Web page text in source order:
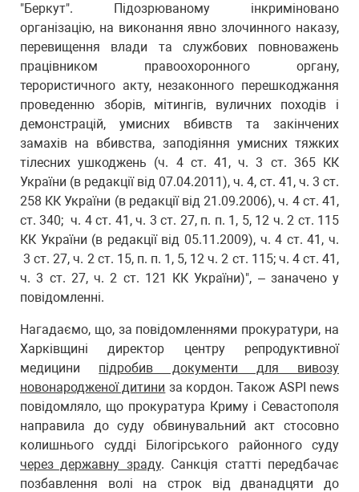
"Беркут". Підозрюваному інкриміновано
організацію, на виконання явно злочинного наказу,
перевищення влади та службових повноважень
працівником правоохоронного органу,
терористичного акту, незаконного перешкоджання
проведенню зборів, мітингів, вуличних походів і
демонстрацій, умисних вбивств та закінчених
замахів на вбивства, заподіяння умисних тяжких
тілесних ушкоджень (ч. 4 ст. 41, ч. 3 ст. 365 КК
України (в редакції від 07.04.2011), ч. 4, ст. 41, ч. 3 ст.
258 КК України (в редакції від 21.09.2006), ч. 4 ст. 41,
ст. 340; ч. 4 ст. 41, ч. 3 ст. 27, п. п. 1, 5, 12 ч. 2 ст. 115
КК України (в редакції від 05.11.2009), ч. 4 ст. 41, ч.
3 ст. 27, ч. 2 ст. 15, п. п. 1, 5, 12 ч. 2 ст. 115; ч. 4 ст. 41,
ч. 3 ст. 27, ч. 2 ст. 121 КК України)", – заначено у
повідомленні.
Нагадаємо, що, за повідомленнями прокуратури, на
Харківщині директор центру репродуктивної
медицини підробив документи для вивозу
новонародженої дитини за кордон. Також ASPI news
повідомляло, що прокуратура Криму і Севастополя
направила до суду обвинувальний акт стосовно
колишнього судді Білогірського районного суду
через державну зраду. Санкція статті передбачає
позбавлення волі на строк від дванадцяти до